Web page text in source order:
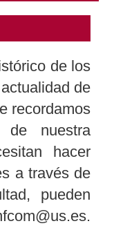
de los
de
recordamos
nuestra
hacer
a través de
pueden